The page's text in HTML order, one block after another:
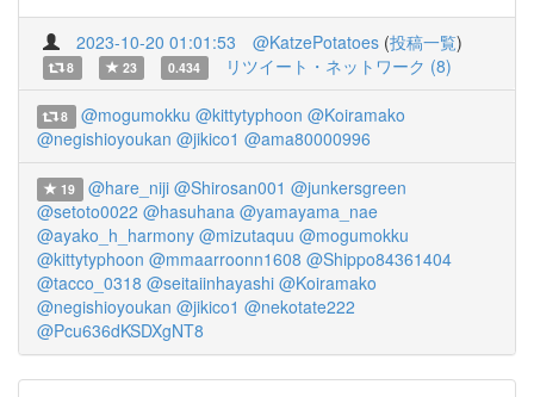
2023-10-20 01:01:53 @KatzePotatoes (投稿一覧)
8 23 0.434 リツイート・ネットワーク (8)
8 @mogumokku @kittytyphoon @Koiramako
@negishioyoukan @jikico1 @ama80000996
19 @hare_niji @Shirosan001 @junkersgreen
@setoto0022 @hasuhana @yamayama_nae
@ayako_h_harmony @mizutaquu @mogumokku
@kittytyphoon @mmaarroonn1608 @Shippo84361404
@tacco_0318 @seitaiinhayashi @Koiramako
@negishioyoukan @jikico1 @nekotate222
@Pcu636dKSDXgNT8